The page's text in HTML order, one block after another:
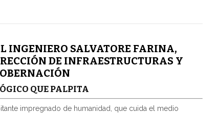
INGENIERO SALVATORE FARINA,
DE INFRAESTRUCTURAS Y
QUE PALPITA
impregnado de humanidad, que cuida el medio